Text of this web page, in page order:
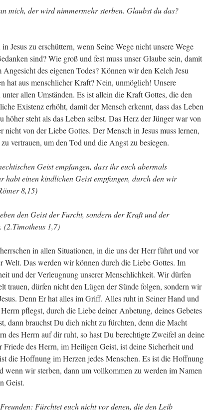
mich, der wird nimmermehr sterben. Glaubst du das?
Jesus zu erschüttern, wenn Seine Wege nicht unsere Wege
sind? Wie groß und fest muss unser Glaube sein, damit
des eigenen Todes? Können wir den Kelch Jesu
hat aus menschlicher Kraft? Nein, unmöglich! Unsere
allen Umständen. Es ist allein die Kraft Gottes, die den
Existenz erhöht, damit der Mensch erkennt, dass das Leben
höher steht als das Leben selbst. Das Herz der Jünger war von
von der Liebe Gottes. Der Mensch in Jesus muss lernen,
vertrauen, um den Tod und die Angst zu besiegen.
Geist empfangen, dass ihr euch abermals
habt einen kindlichen Geist empfangen, durch den wir
8,15)
den Geist der Furcht, sondern der Kraft und der
(2.Timotheus 1,7)
in allen Situationen, in die uns der Herr führt und vor
Welt. Das werden wir können durch die Liebe Gottes. Im
und der Verleugnung unserer Menschlichkeit. Wir dürfen
trauen, dürfen nicht den Lügen der Sünde folgen, sondern wir
Denn Er hat alles im Griff. Alles ruht in Seiner Hand und
pflegst, durch die Liebe deiner Anbetung, deines Gebetes
dann brauchst Du dich nicht zu fürchten, denn die Macht
des Herrn auf dir ruht, so hast Du berechtigte Zweifel an deine
des Herrn, im Heiligen Geist, ist deine Sicherheit und
die Hoffnung im Herzen jedes Menschen. Es ist die Hoffnung
wenn wir sterben, dann um vollkommen zu werden im Namen
Geist.
Fürchtet euch nicht vor denen, die den Leib